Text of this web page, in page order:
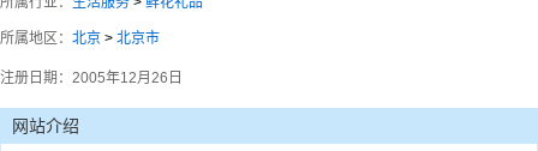
所属地区： 北京 > 北京市
注册日期： 2005年12月26日
网站介绍